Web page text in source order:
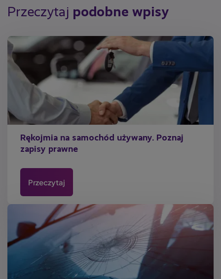
Przeczytaj podobne wpisy
Rękojmia na samochód używany. Poznaj
zapisy prawne
Przeczytaj